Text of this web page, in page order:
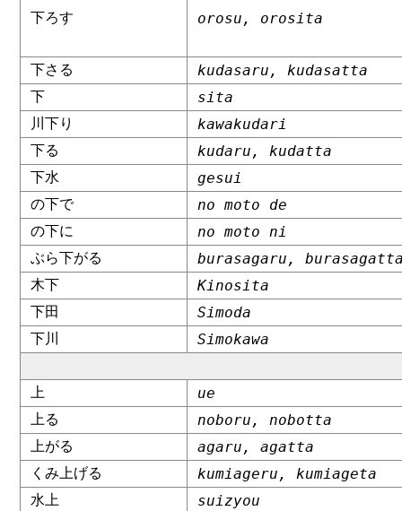
下ろす orosu, orosita
下さる kudasaru, kudasatta
下 sita
川下り kawakudari
下る kudaru, kudatta
下水 gesui
の下で no moto de
の下に no moto ni
ぶら下がる burasagaru,
木下 Kinosita
下田 Simoda
下川 Simokawa
上 ue
上る noboru, nobotta
上がる agaru, agatta
くみ上げる kumiageru, kumiageta
水上 suizyou